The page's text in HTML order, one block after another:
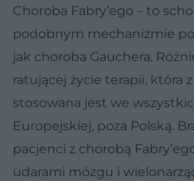
Choroba Fabry’ego – to
podobnym mechanizmie
jak choroba Gauchera.
ratującej życie terapii, która
stosowana jest we
Europejskiej, poza Polską.
pacjenci z chorobą
udarami mózgu i